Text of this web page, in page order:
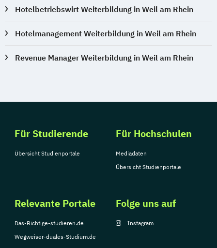
Hotelbetriebswirt Weiterbildung in Weil am Rhein
Hotelmanagement Weiterbildung in Weil am Rhein
Revenue Manager Weiterbildung in Weil am Rhein
Für Studierende
Übersicht Studienportale
Für Hochschulen
Mediadaten
Übersicht Studienportale
Relevante Portale
Das-Richtige-studieren.de
Wegweiser-duales-Studium.de
Folge uns auf
Instagram